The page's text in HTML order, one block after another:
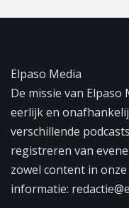
Elpaso Media
De missie van
eerlijk en
verschillende
registreren van
zowel content in
informatie: